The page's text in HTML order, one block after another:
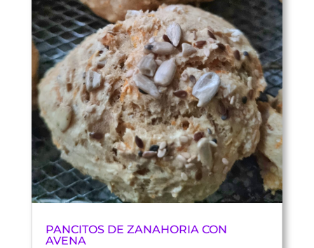
PANCITOS DE ZANAHORIA CON
AVENA